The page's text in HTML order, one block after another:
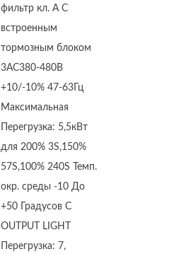
фильтр кл. А С
встроенным
тормозным блоком
3AC380-480В
+10/-10% 47-63Гц
Максимальная
Перегрузка: 5,5кВт
для 200% 3S,150%
57S,100% 240S Темп.
окр. среды -10 До
+50 Градусов C
OUTPUT LIGHT
Перегрузка: 7,